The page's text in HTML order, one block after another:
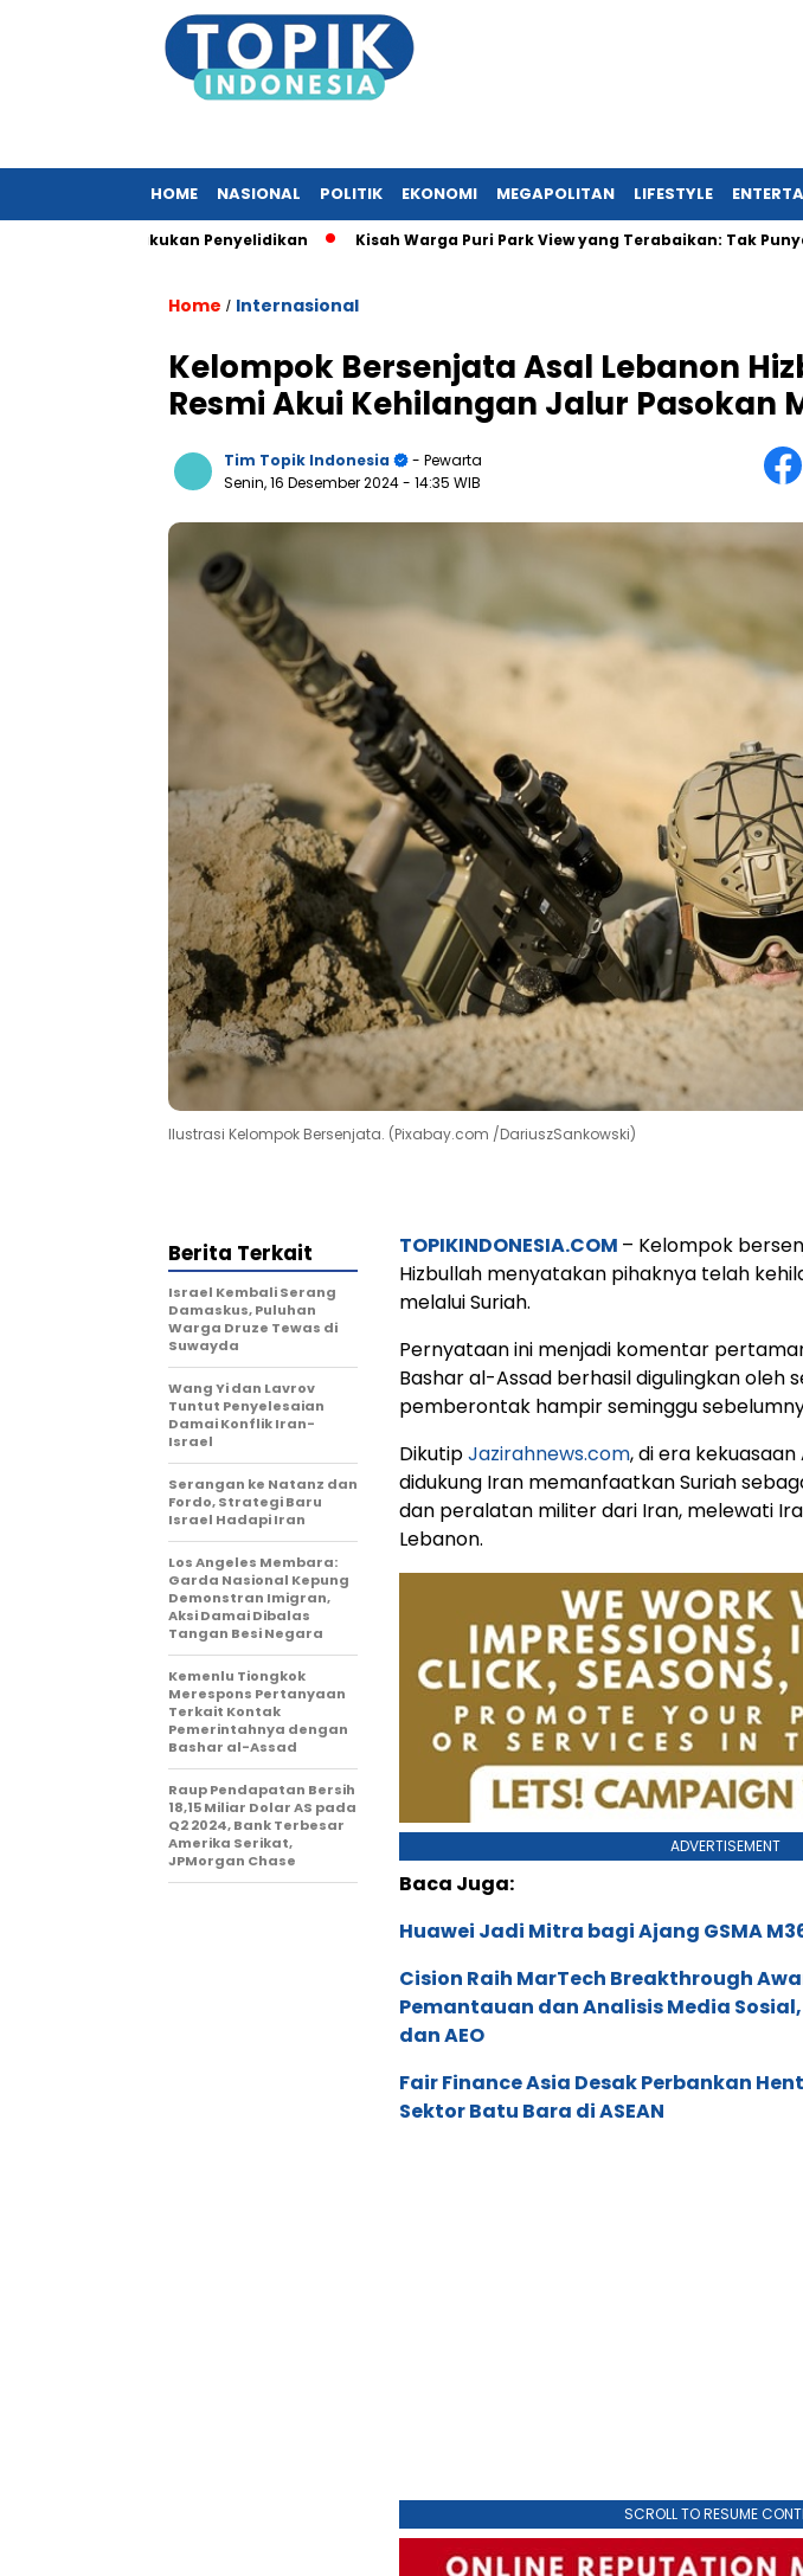
HOME NASIONAL POLITIK EKONOMI MEGAPOLITAN LIFESTYLE
KPK Lakukan Penyelidikan Kisah Warga Puri Park View yang Terabaikan: Tak Punya AJB,
Home / Internasional
Kelompok Bersenjata Asal Lebanon
Resmi Akui Kehilangan Jalur Pasokan
Tim Topik Indonesia
- Pewarta
Senin, 16 Desember 2024- 14:35 WIB
Ilustrasi Kelompok Bersenjata. (Pixabay.com /DariuszSankowski)
TOPIKINDONESIA.COM – Kelompok
Hizbullah menyatakan pihaknya telah
melalui Suriah.
Pernyataan ini menjadi komentar
Bashar al-Assad berhasil digulingkan oleh
pemberontak hampir seminggu
DikutipJazirahnews.com, di era kekuasaan
didukung Iran memanfaatkan Suriah
dan peralatan militer dari Iran, melewati
Lebanon.
ADVERTISEMENT
Baca Juga:
Huawei Jadi Mitra bagi Ajang GSMA
Cision Raih MarTech Breakthrough
Pemantauan dan Analisis Media
dan AEO
Fair Finance Asia Desak Perbankan
Sektor Batu Bara di ASEAN
SCROLL TO RESUME
Berita Terkait
Israel Kembali Serang
Damaskus, Puluhan
Warga Druze Tewas di
Suwayda
Wang Yi dan Lavrov
Tuntut Penyelesaian
Damai Konflik Iran-
Israel
Serangan ke Natanz dan
Fordo, Strategi Baru
Israel Hadapi Iran
Los Angeles Membara:
Garda Nasional Kepung
Demonstran Imigran,
Aksi Damai Dibalas
Tangan Besi Negara
Kemenlu Tiongkok
Merespons Pertanyaan
Terkait Kontak
Pemerintahnya dengan
Bashar al-Assad
Raup Pendapatan Bersih
18,15 Miliar Dolar AS pada
Q2 2024, Bank Terbesar
Amerika Serikat,
JPMorgan Chase